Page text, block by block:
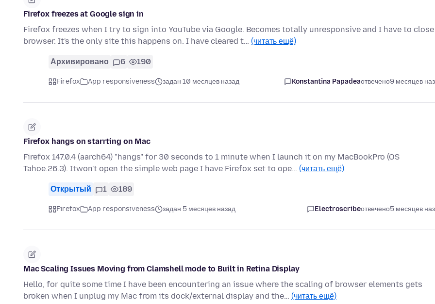
Firefox freezes at Google sign in
Firefox freezes when I try to sign into YouTube via Google. Becomes totally unresponsive and I have to close
browser. It's the only site this happens on. I have cleared t… (читать ещё)
Архивировано 6 190
Firefox App responsiveness задан 10 месяцев назад Konstantina Papadeaотвечено9 месяцев
Firefox hangs on starrting on Mac
Firefox 147.0.4 (aarch64) "hangs" for 30 seconds to 1 minute when I launch it on my MacBookPro (OS
Tahoe.26.3). Itwon't open the simple web page I have Firefox set to ope… (читать ещё)
Открытый 1 189
Firefox App responsiveness задан 5 месяцев назад Electroscribeотвечено5 месяцев
Mac Scaling Issues Moving from Clamshell mode to Built in Retina Display
Hello, for quite some time I have been encountering an issue where the scaling of browser elements gets
broken when I unplug my Mac from its dock/external display and the… (читать ещё)